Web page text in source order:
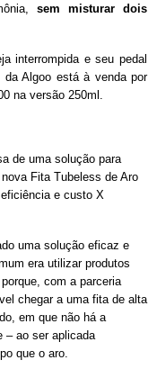
sem misturar dois
interrompida e seu pedal
da Algoo está à venda por
na versão 250ml.
de uma solução para
Fita Tubeless de Aro
e custo X
uma solução eficaz e
era utilizar produtos
com a parceria
chegar a uma fita de alta
em que não há a
– ao ser aplicada
que o aro.